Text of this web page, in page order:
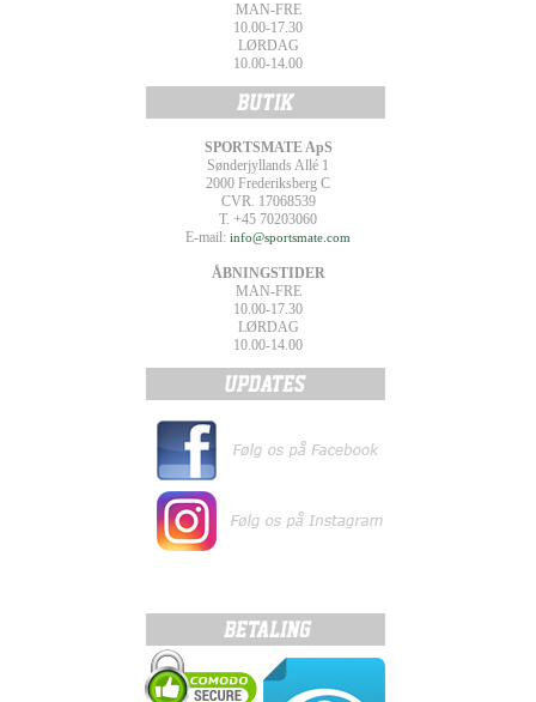
MAN-FRE
10.00-17.30
LØRDAG
10.00-14.00
SPORTSMATE ApS
Sønderjyllands Allé 1
2000 Frederiksberg C
CVR. 17068539
T. +45 70203060
E-mail: info@sportsmate.com
ÅBNINGSTIDER
MAN-FRE
10.00-17.30
LØRDAG
10.00-14.00